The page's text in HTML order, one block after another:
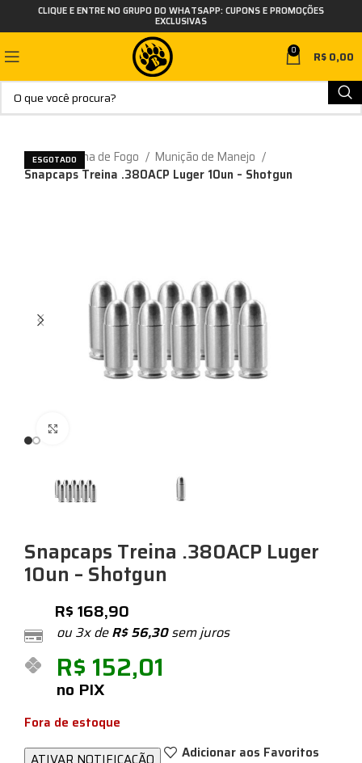
CLIQUE E ENTRE NO GRUPO DO WHATSAPP: CUPONS E PROMOÇÕES
EXCLUSIVAS
0 R$0,00
Início Arma de Fogo
Munição de Manejo
Snapcaps Treina .380ACP Luger 10un – Shotgun
ESGOTADO
Snapcaps Treina .380ACP Luger
10un – Shotgun
R$168,90
ou 3x deR$56,30sem juros
R$ 152,01
no PIX
Fora de estoque
Adicionar aos Favoritos